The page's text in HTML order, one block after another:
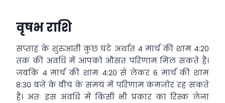
वृषभ राशि
सप्ताह के शुरुआती कुछ घंटे अर्थात 4 मार्च की शाम 4:20
तक की अवधि में आपको औसत परिणाम मिल सकते हैं।
जबकि 4 मार्च की शाम 4:20 से लेकर 6 मार्च की शाम
8:30 बजे के बीच के समय में परिणाम कमज़ोर रह सकते
हैं। अतः इस अवधि में किसी भी प्रकार का रिस्क लेना